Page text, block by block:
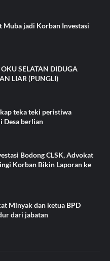
Muba jadi Korban Investasi
SELATAN DIDUGA
LIAR (PUNGLI)
teka teki peristiwa
Desa berlian
Bodong CLSK, Advokat
Korban Bikin Laporan ke
Minyak dan ketua BPD
dari jabatan